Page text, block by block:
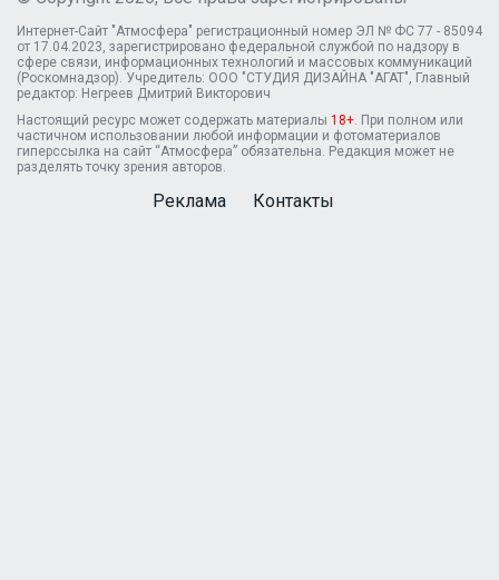
Интернет-Сайт "Атмосфера" регистрационный номер ЭЛ № ФС 77 - 85094
от 17.04.2023, зарегистрировано федеральной службой по надзору в
сфере связи, информационных технологий и массовых коммуникаций
(Роскомнадзор). Учредитель: ООО "СТУДИЯ ДИЗАЙНА "АГАТ", Главный
редактор: Негреев Дмитрий Викторович
Настоящий ресурс может содержать материалы 18+ . При полном или
частичном использовании любой информации и фотоматериалов
гиперссылка на сайт “Атмосфера” обязательна. Редакция может не
разделять точку зрения авторов.
Реклама Контакты